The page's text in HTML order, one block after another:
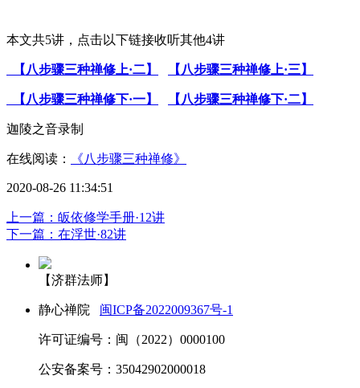
本文共5讲，点击以下链接收听其他4讲
【八步骤三种禅修上·二】 【八步骤三种禅修上·三】
【八步骤三种禅修下·一】 【八步骤三种禅修下·二】
迦陵之音录制
在线阅读： 《八步骤三种禅修》
2020-08-26 11:34:51
上一篇：皈依修学手册·12讲
下一篇：在浮世·82讲
【济群法师】
静心禅院 闽ICP备2022009367号-1
许可证编号：闽（2022）0000100
公安备案号：35042902000018